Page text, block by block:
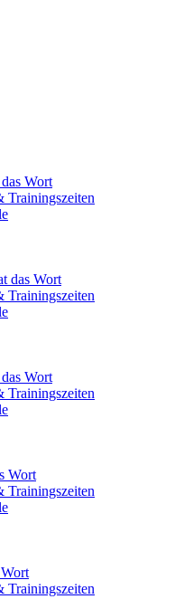
Wort
Trainingszeiten
das Wort
Trainingszeiten
Wort
Trainingszeiten
Wort
Trainingszeiten
Trainingszeiten